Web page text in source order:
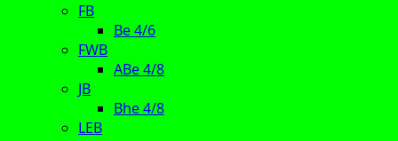
FB
Be 4/6
FWB
ABe 4/8
JB
Bhe 4/8
LEB